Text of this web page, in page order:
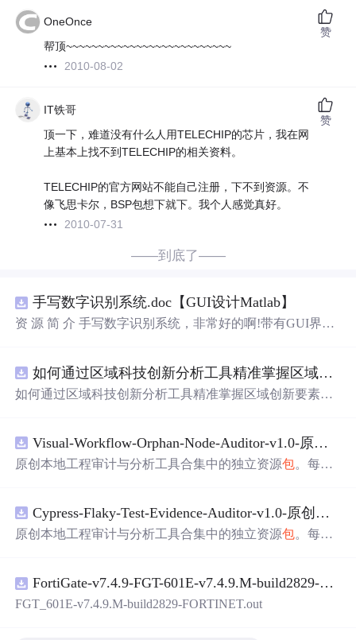
OneOnce
帮顶~~~~~~~~~~~~~~~~~~~~~~~~~~
2010-08-02
赞
IT铁哥
顶一下，难道没有什么人用TELECHIP的芯片，我在网
上基本上找不到TELECHIP的相关资料。
TELECHIP的官方网站不能自己注册，下不到资源。不
像飞思卡尔，BSP包想下就下。我个人感觉真好。
2010-07-31
赞
——到底了——
手写数字识别系统.doc【GUI设计Matlab】
资 源 简 介 手写数字识别系统，非常好的啊!带有GUI界
带有直观的图形用户界面（GUI），非常容易使用。你只
需要将手写数字输入系统，它将立即给出准确的识别结
是一个非常方便和实用的工具，你一定会喜欢它的！
如何通过区域科技创新分析工具精准掌握区域创新要素分布与产业链融合现状？.docx
如何通过区域科技创新分析工具精准掌握区域创新要素分
Visual-Workflow-Orphan-Node-Auditor-v1.0-原创源码与文档.zip
原创本地工程审计与分析工具合集中的独立资源包。每个
README、运行说明、功能清单、MIT License及原创与授
权声明。解压后进入project目录，执行npm test验证算法，
目源码、Logo、官方截图、论文、生产日志或其他受限素
材。适合前端开发、AI应用工程、测试审计和课程实践。
Cypress-Flaky-Test-Evidence-Auditor-v1.0-原创源码与文档.zip
原创本地工程审计与分析工具合集中的独立资源包。每个
README、运行说明、功能清单、MIT License及原创与授
权声明。解压后进入project目录，执行npm test验证算法，
FortiGate-v7.4.9-FGT-601E-v7.4.9.M-build2829-FORTINET.out
FGT_601E-v7.4.9.M-build2829-FORTINET.out